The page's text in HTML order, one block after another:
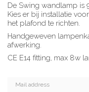
De Swing wandlamp is
Kies er bij installatie
het plafond te richten.
Handgeweven
afwerking.
CE E14 fitting, max 8w